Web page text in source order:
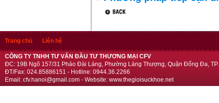
Trang chủ Liên hệ
CÔNG TY TNHH TƯ VẤN ĐẦU TƯ THƯƠNG MẠI CFV
ĐC: 19B Ngõ 157/31 Pháo Đài Láng, Phường Láng Thượng, Quận Đống Đa,
ĐT/Fax: 024.85886151 - Hotline: 0944.36.2266
Email: cfv.hanoi@gmail.com - Website: www.thegioisuckhoe.net